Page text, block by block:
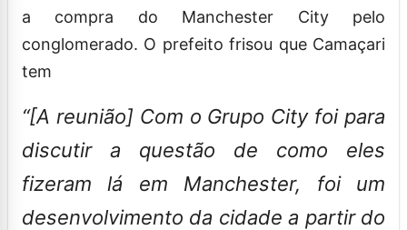
a compra do Manchester City pelo
conglomerado. O prefeito frisou que Camaçari
tem
“[A reunião] Com o Grupo City foi para
discutir a questão de como eles
fizeram lá em Manchester, foi um
desenvolvimento da cidade a partir do